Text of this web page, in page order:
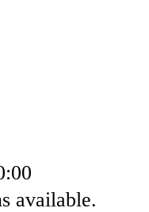
available.